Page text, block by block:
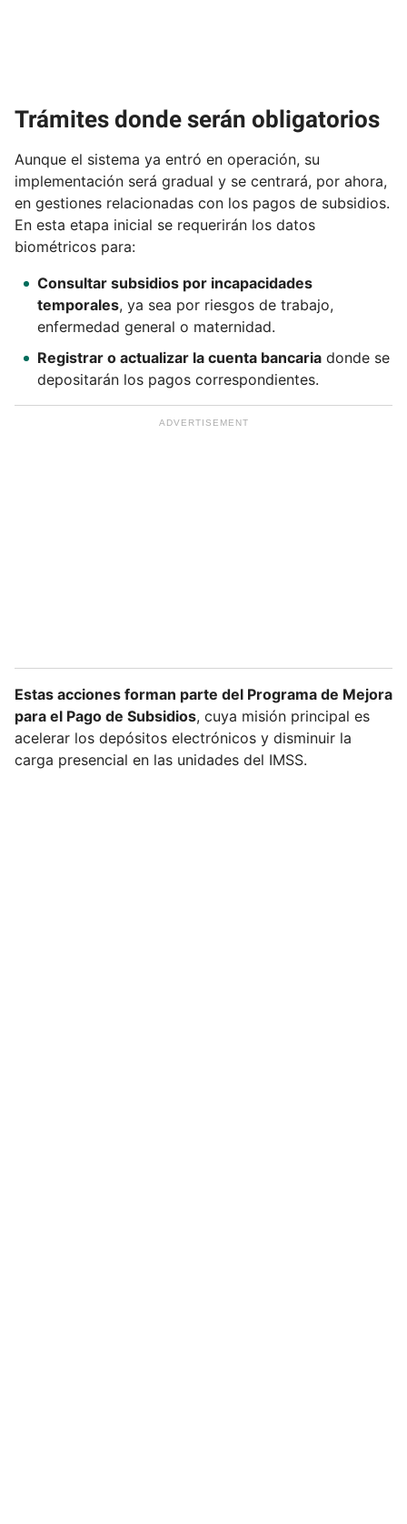
Trámites donde serán obligatorios
Aunque el sistema ya entró en operación, su
implementación será gradual y se centrará, por ahora,
en gestiones relacionadas con los pagos de subsidios.
En esta etapa inicial se requerirán los datos
biométricos para:
Consultar subsidios por incapacidades
temporales, ya sea por riesgos de trabajo,
enfermedad general o maternidad.
Registrar o actualizar la cuenta bancaria donde se
depositarán los pagos correspondientes.
Estas acciones forman parte del Programa de Mejora
para el Pago de Subsidios, cuya misión principal es
acelerar los depósitos electrónicos y disminuir la
carga presencial en las unidades del IMSS.